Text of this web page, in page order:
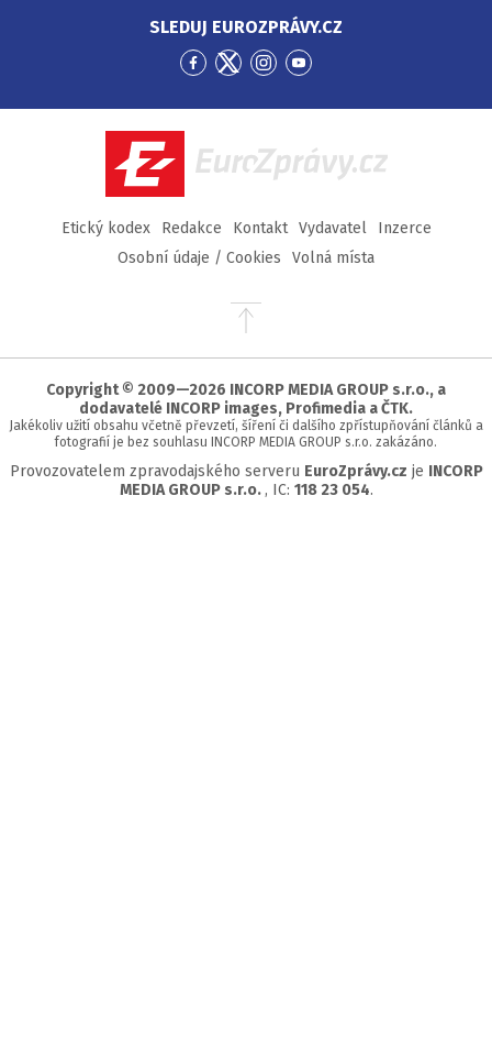
SLEDUJ EUROZPRÁVY.CZ
Přejít
Facebook
Přejít
Twitter
Přejít
Instagram
Přejít
YouTube
EuroZprávy.cz
Etický kodex Redakce Kontakt Vydavatel
Inzerce
Osobní údaje / Cookies
Volná místa
Přejít
stránky
Copyright © 2009—2026 INCORP MEDIA GROUP s.r.o., a
dodavatelé INCORP images, Profimedia a ČTK.
Jakékoliv užití obsahu včetně převzetí, šíření či dalšího zpřístupňování článků a
fotografií je bez souhlasu INCORP MEDIA GROUP s.r.o. zakázáno.
Provozovatelem zpravodajského serveru EuroZprávy.cz je INCORP
MEDIA GROUP s.r.o. , IC: 118 23 054.